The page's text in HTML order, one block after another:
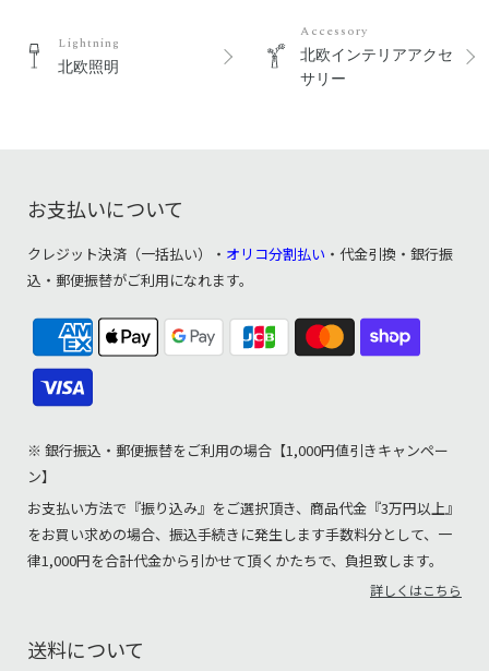
Lightning
北欧照明
Accessory
北欧インテリアアクセ
サリー
お支払いについて
クレジット決済（一括払い）・ オリコ分割払い ・代金引換・銀行振
込・郵便振替がご利用になれます。
※ 銀行振込・郵便振替をご利用の場合【1,000円値引きキャンペー
ン】
お支払い方法で『振り込み』をご選択頂き、商品代金『3万円以上』
をお買い求めの場合、振込手続きに発生します手数料分として、一
律1,000円を合計代金から引かせて頂くかたちで、負担致します。
詳しくはこちら
送料について